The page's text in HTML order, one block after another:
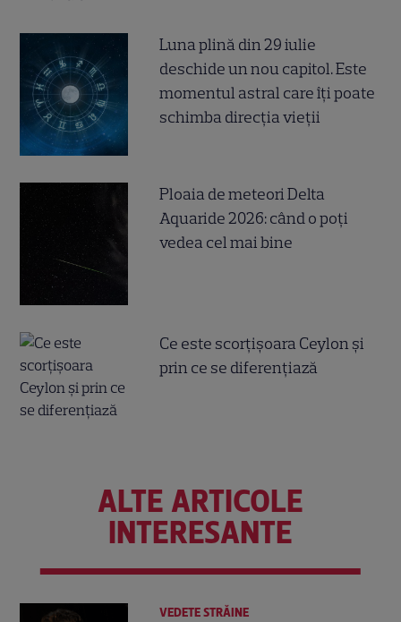
Luna plină din 29 iulie
deschide un nou capitol. Este
momentul astral care îți poate
schimba direcția vieții
Ploaia de meteori Delta
Aquaride 2026: când o poți
vedea cel mai bine
Ce este scorțișoara Ceylon și
prin ce se diferențiază
ALTE ARTICOLE
INTERESANTE
VEDETE STRĂINE